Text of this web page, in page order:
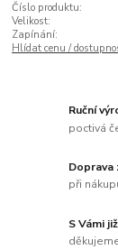
Číslo produktu:
Velikost:
Zapínání:
Hlídat cenu /
Ruční
poctivá
Doprava
při
S Vámi